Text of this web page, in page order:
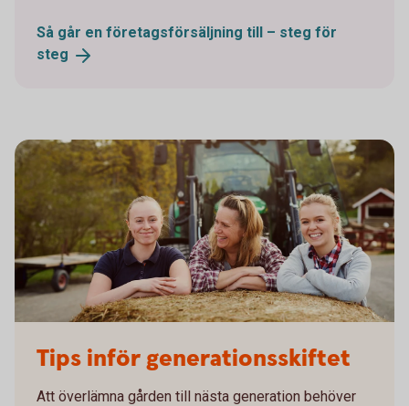
Så går en företagsförsäljning till – steg för
steg
Tips inför generationsskiftet
Att överlämna gården till nästa generation behöver